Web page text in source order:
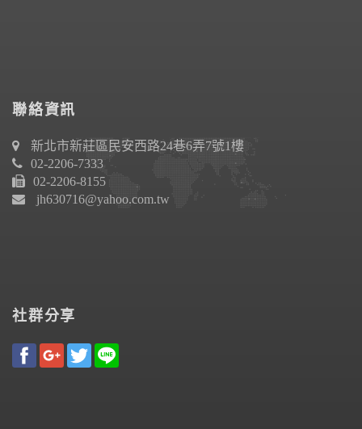
聯絡資訊
新北市新莊區民安西路24巷6弄7號1樓
02-2206-7333
02-2206-8155
jh630716@yahoo.com.tw
社群分享